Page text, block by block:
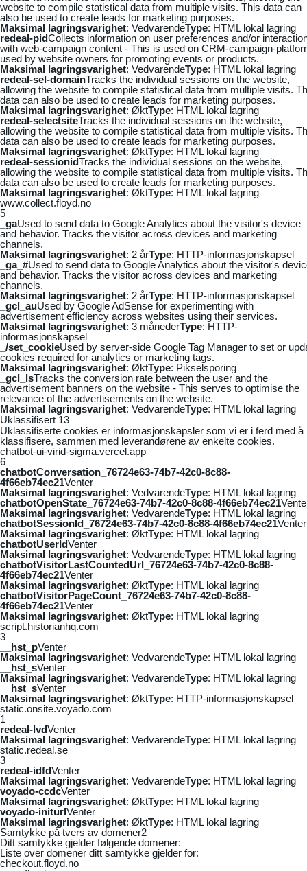
website to compile statistical data from multiple visits. This data can
also be used to create leads for marketing purposes.
Maksimal lagringsvarighet: VedvarendeType: HTML lokal lagring
redeal-pidCollects information on user preferences and/or
with web-campaign content - This is used on CRM-campaign-
used by website owners for promoting events or products.
Maksimal lagringsvarighet: VedvarendeType: HTML lokal lagring
redeal-sel-domainTracks the individual sessions on the website,
allowing the website to compile statistical data from multiple visits.
data can also be used to create leads for marketing purposes.
Maksimal lagringsvarighet: ØktType: HTML lokal lagring
redeal-selectsiteTracks the individual sessions on the website,
allowing the website to compile statistical data from multiple visits.
data can also be used to create leads for marketing purposes.
Maksimal lagringsvarighet: ØktType: HTML lokal lagring
redeal-sessionidTracks the individual sessions on the website,
allowing the website to compile statistical data from multiple visits.
data can also be used to create leads for marketing purposes.
Maksimal lagringsvarighet: ØktType: HTML lokal lagring
www.collect.floyd.no
5
_gaUsed to send data to Google Analytics about the visitor's device
and behavior. Tracks the visitor across devices and marketing
channels.
Maksimal lagringsvarighet: 2 årType: HTTP-informasjonskapsel
_ga_#Used to send data to Google Analytics about the visitor's
and behavior. Tracks the visitor across devices and marketing
channels.
Maksimal lagringsvarighet: 2 årType: HTTP-informasjonskapsel
_gcl_auUsed by Google AdSense for experimenting with
advertisement efficiency across websites using their services.
Maksimal lagringsvarighet: 3 månederType: HTTP-
informasjonskapsel
_/set_cookieUsed by server-side Google Tag Manager to set or
cookies required for analytics or marketing tags.
Maksimal lagringsvarighet: ØktType: Pikselsporing
_gcl_lsTracks the conversion rate between the user and the
advertisement banners on the website - This serves to optimise the
relevance of the advertisements on the website.
Maksimal lagringsvarighet: VedvarendeType: HTML lokal lagring
Uklassifisert 13
Uklassifiserte cookies er informasjonskapsler som vi er i ferd med å
klassifisere, sammen med leverandørene av enkelte cookies.
chatbot-ui-virid-sigma.vercel.app
6
chatbotConversation_76724e63-74b7-42c0-8c88-
4f66eb74ec21Venter
Maksimal lagringsvarighet: VedvarendeType: HTML lokal lagring
chatbotOpenState_76724e63-74b7-42c0-8c88-4f66eb74ec21
Maksimal lagringsvarighet: VedvarendeType: HTML lokal lagring
chatbotSessionId_76724e63-74b7-42c0-8c88-4f66eb74ec21Venter
Maksimal lagringsvarighet: ØktType: HTML lokal lagring
chatbotUserIdVenter
Maksimal lagringsvarighet: VedvarendeType: HTML lokal lagring
chatbotVisitorLastCountedUrl_76724e63-74b7-42c0-8c88-
4f66eb74ec21Venter
Maksimal lagringsvarighet: ØktType: HTML lokal lagring
chatbotVisitorPageCount_76724e63-74b7-42c0-8c88-
4f66eb74ec21Venter
Maksimal lagringsvarighet: ØktType: HTML lokal lagring
script.historianhq.com
3
__hst_pVenter
Maksimal lagringsvarighet: VedvarendeType: HTML lokal lagring
__hst_sVenter
Maksimal lagringsvarighet: VedvarendeType: HTML lokal lagring
__hst_sVenter
Maksimal lagringsvarighet: ØktType: HTTP-informasjonskapsel
static.onsite.voyado.com
1
redeal-lvdVenter
Maksimal lagringsvarighet: VedvarendeType: HTML lokal lagring
static.redeal.se
3
redeal-idfdVenter
Maksimal lagringsvarighet: VedvarendeType: HTML lokal lagring
voyado-ccdcVenter
Maksimal lagringsvarighet: ØktType: HTML lokal lagring
voyado-initurlVenter
Maksimal lagringsvarighet: ØktType: HTML lokal lagring
Samtykke på tvers av domener2
Ditt samtykke gjelder følgende domener:
Liste over domener ditt samtykke gjelder for:
checkout.floyd.no